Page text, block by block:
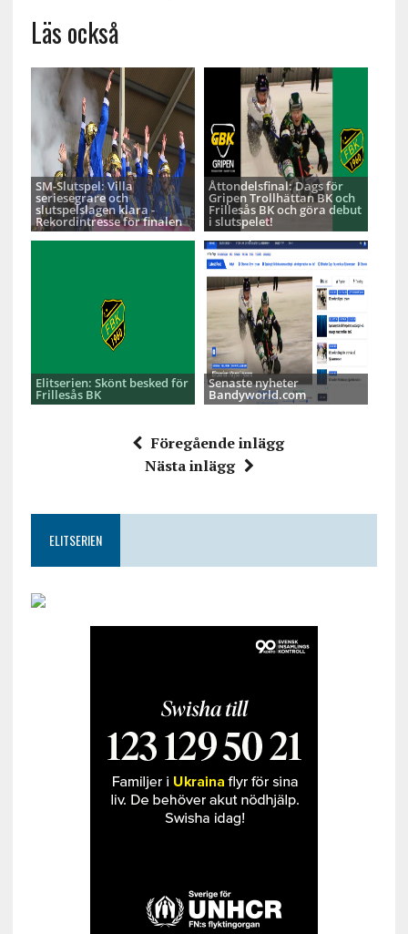
Läs också
SM-Slutspel: Villa
seriesegrare och
slutspelslagen klara -
Rekordintresse för finalen
Åttondelsfinal: Dags för
Gripen Trollhättan BK och
Frillesås BK och göra debut
i slutspelet!
Elitserien: Skönt besked för
Frillesås BK
Senaste nyheter
Bandyworld.com
Föregående inlägg
Nästa inlägg
ELITSERIEN